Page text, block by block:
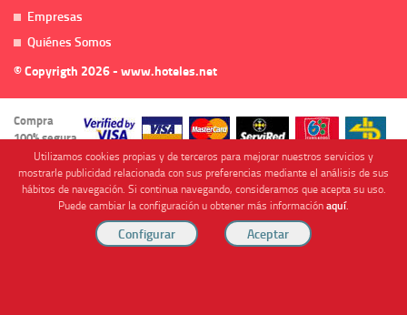
Empresas
Quiénes Somos
© Copyrigth 2026 - www.hoteles.net
Compra
100% segura
Cofinanciado por
Utilizamos cookies propias y de terceros para mejorar nuestros servicios y
mostrarle publicidad relacionada con sus preferencias mediante el análisis de sus
hábitos de navegación. Si continua navegando, consideramos que acepta su uso.
Puede cambiar la configuración u obtener más informaciónaquí.